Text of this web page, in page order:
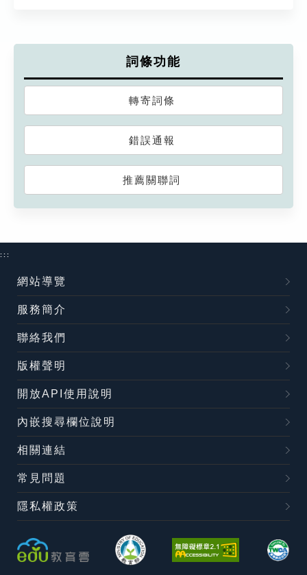
詞條功能
轉寄詞條
錯誤通報
推薦關聯詞
:::
網站導覽
服務簡介
聯絡我們
版權聲明
開放API使用說明
內嵌搜尋欄位說明
相關連結
常見問題
隱私權政策